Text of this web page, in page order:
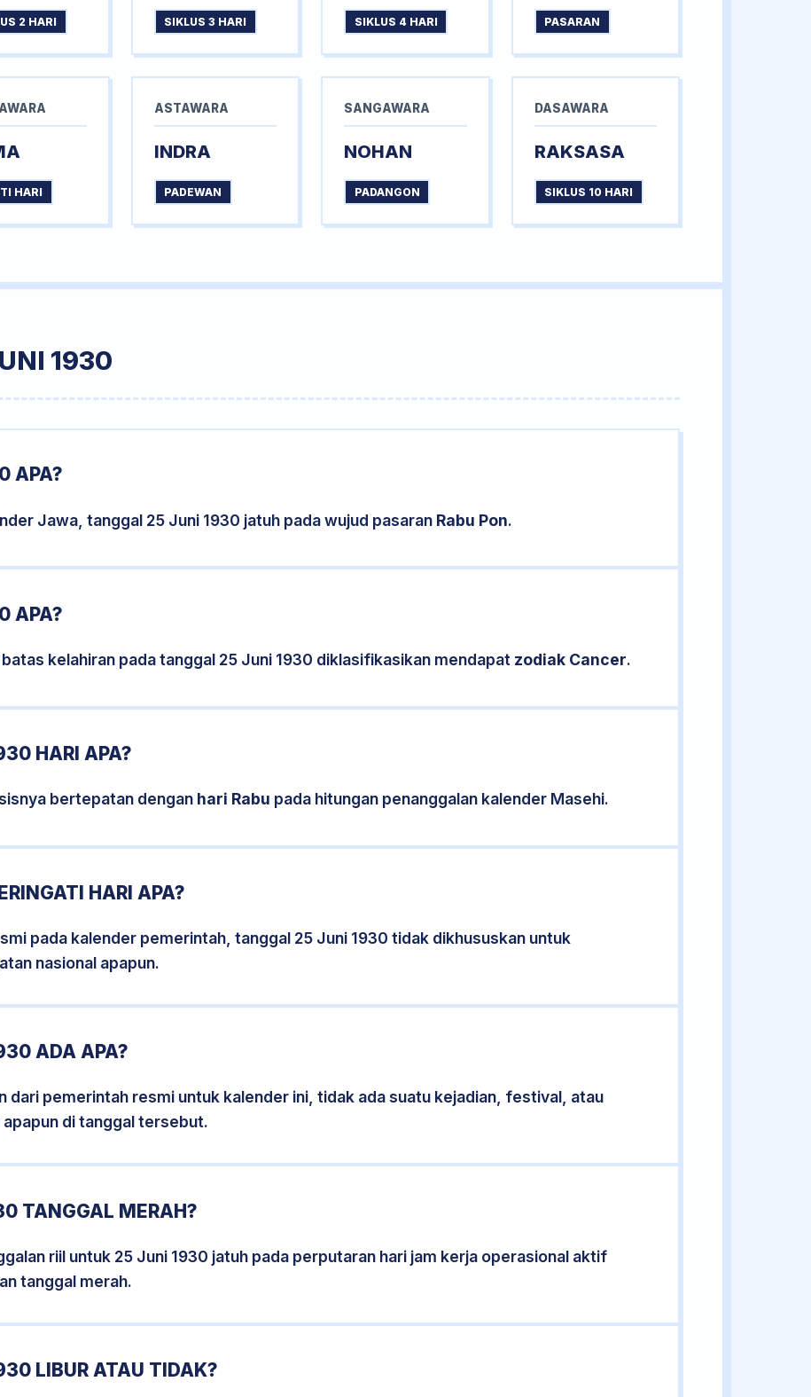
2 HARI SIKLUS 3 HARI SIKLUS 4 HARI PASARAN
HARI
ASTAWARA
INDRA
PADEWAN
SANGAWARA
NOHAN
PADANGON
DASAWARA
RAKSASA
SIKLUS 10 HARI
1930
APA?
Jawa, tanggal 25 Juni 1930 jatuh pada wujud pasaran Rabu Pon.
APA?
kelahiran pada tanggal 25 Juni 1930 diklasifikasikan mendapat zodiak Cancer.
HARI APA?
bertepatan dengan hari Rabu pada hitungan penanggalan kalender Masehi.
HARI APA?
pada kalender pemerintah, tanggal 25 Juni 1930 tidak dikhususkan untuk
nasional apapun.
ADA APA?
dari pemerintah resmi untuk kalender ini, tidak ada suatu kejadian, festival, atau
di tanggal tersebut.
TANGGAL MERAH?
riil untuk 25 Juni 1930 jatuh pada perputaran hari jam kerja operasional aktif
tanggal merah.
LIBUR ATAU TIDAK?